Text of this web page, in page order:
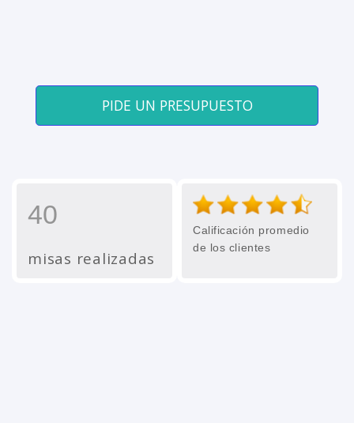
PIDE UN PRESUPUESTO
40
misas realizadas
Calificación promedio
de los clientes